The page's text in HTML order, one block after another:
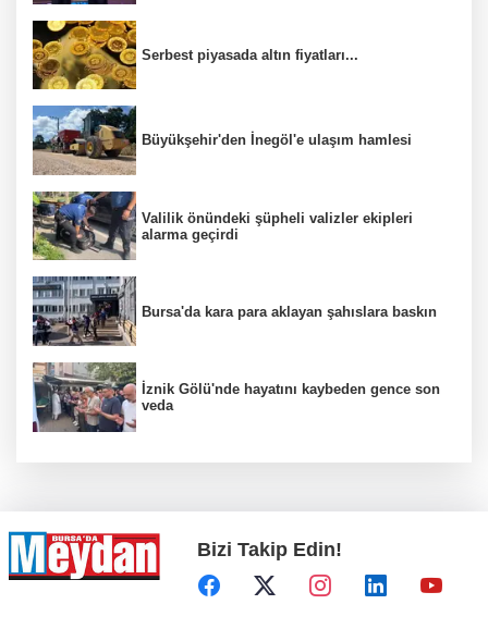
Serbest piyasada altın fiyatları...
Büyükşehir'den İnegöl'e ulaşım hamlesi
Valilik önündeki şüpheli valizler ekipleri
alarma geçirdi
Bursa'da kara para aklayan şahıslara baskın
İznik Gölü'nde hayatını kaybeden gence son
veda
Bizi Takip Edin!